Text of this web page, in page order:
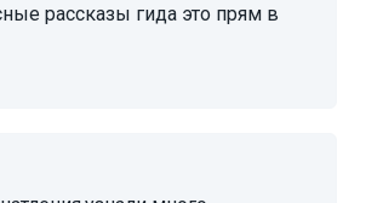
рассказы гида это прям в